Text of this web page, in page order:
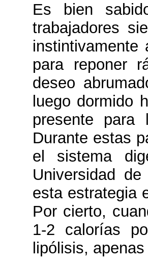
Es bien
trabajadores
para reponer
deseo
luego dormido
presente
Durante estas
el sistema
Universidad
esta estrategia
Por cierto,
1-2 calorías
lipólisis,